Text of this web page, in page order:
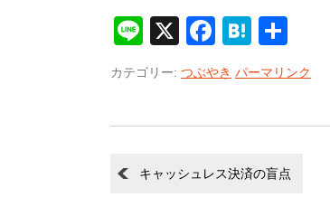
Line
X Facebook
Hatena
有
カテゴリー: つぶやき パーマリンク
キャッシュレス決済の盲点